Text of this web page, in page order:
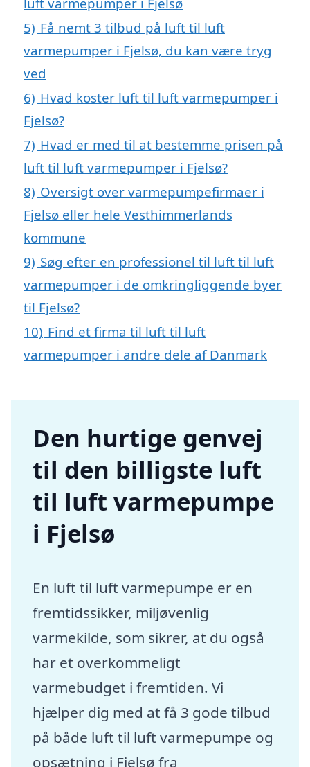
5) Få nemt 3 tilbud på luft til luft
varmepumper i Fjelsø, du kan være tryg
ved
6) Hvad koster luft til luft varmepumper i
Fjelsø?
7) Hvad er med til at bestemme prisen på
luft til luft varmepumper i Fjelsø?
8) Oversigt over varmepumpefirmaer i
Fjelsø eller hele Vesthimmerlands
kommune
9) Søg efter en professionel til luft til luft
varmepumper i de omkringliggende byer
til Fjelsø?
10) Find et firma til luft til luft
varmepumper i andre dele af Danmark
Den hurtige genvej
til den billigste luft
til luft varmepumpe
i Fjelsø
En luft til luft varmepumpe er en
fremtidssikker, miljøvenlig
varmekilde, som sikrer, at du også
har et overkommeligt
varmebudget i fremtiden. Vi
hjælper dig med at få 3 gode tilbud
på både luft til luft varmepumpe og
opsætning i Fjelsø fra